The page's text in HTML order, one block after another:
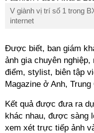
V giành vị trí số 1 trong
internet
Được biết, ban giám
ảnh gia chuyên
điểm, stylist, biên tập
Magazine ở Anh,
Kết quả được đưa ra
khác nhau, được sàng
xem xét trực tiếp ảnh